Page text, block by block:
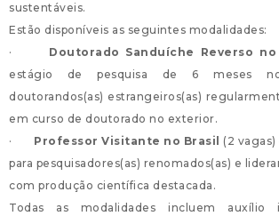
sustentáveis.
Estão disponíveis as seguintes modalidades:
· Doutorado Sanduíche Reverso no
estágio de pesquisa de 6 meses no
doutorandos(as) estrangeiros(as)
em curso de doutorado no exterior.
· Professor Visitante no Brasil (2
para pesquisadores(as) renomados(as) e
com produção científica destacada.
Todas as modalidades incluem auxílio